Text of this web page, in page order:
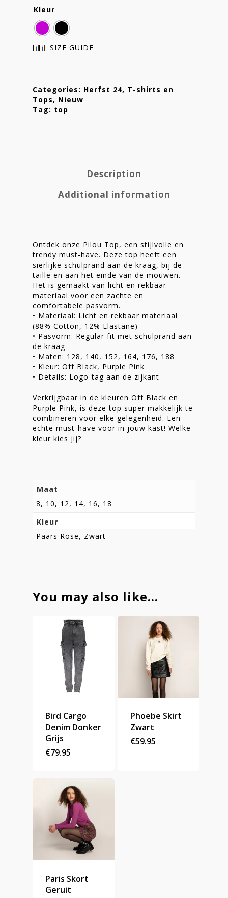
Kleur
SIZE GUIDE
Categories: Herfst 24, T-shirts en
Tops, Nieuw
Tag: top
Description
Additional information
Ontdek onze Pilou Top, een stijlvolle en
trendy must-have. Deze top heeft een
sierlijke schulprand aan de kraag, bij de
taille en aan het einde van de mouwen.
Het is gemaakt van licht en rekbaar
materiaal voor een zachte en
comfortabele pasvorm.
• Materiaal: Licht en rekbaar materiaal
(88% Cotton, 12% Elastane)
• Pasvorm: Regular fit met schulprand aan
de kraag
• Maten: 128, 140, 152, 164, 176, 188
• Kleur: Off Black, Purple Pink
• Details: Logo-tag aan de zijkant
Verkrijgbaar in de kleuren Off Black en
Purple Pink, is deze top super makkelijk te
combineren voor elke gelegenheid. Een
echte must-have voor in jouw kast! Welke
kleur kies jij?
Maat
8, 10, 12, 14, 16, 18
Kleur
Paars Rose, Zwart
You may also like…
Bird Cargo
Denim Donker
Grijs
€79.95
Phoebe Skirt
Zwart
€59.95
Paris Skort
Geruit
Homepage
Stories
Nieuwsbrief
Shop